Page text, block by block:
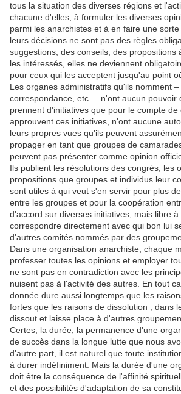
tous la situation des diverses régions et
chacune d'elles, à formuler les diverses
parmi les anarchistes et à en faire une
leurs décisions ne sont pas des règles
suggestions, des conseils, des propositions
les intéressés, elles ne deviennent
pour ceux qui les acceptent jusqu'au point
Les organes administratifs qu'ils nomment
correspondance, etc. – n'ont aucun pouvoir
prennent d'initiatives que pour le compte
approuvent ces initiatives, n'ont aucune
leurs propres vues qu'ils peuvent
propager en tant que groupes de
peuvent pas présenter comme opinion
Ils publient les résolutions des congrès, les
propositions que groupes et individus leur
sont utiles à qui veut s'en servir pour plus
entre les groupes et pour la coopération
d'accord sur diverses initiatives, mais libre
correspondre directement avec qui bon lui
d'autres comités nommés par des
Dans une organisation anarchiste, chaque
professer toutes les opinions et employer
ne sont pas en contradiction avec les
nuisent pas à l'activité des autres. En tout
donnée dure aussi longtemps que les
fortes que les raisons de dissolution ; dans
dissout et laisse place à d'autres
Certes, la durée, la permanence d'une
de succès dans la longue lutte que nous
d'autre part, il est naturel que toute
à durer indéfiniment. Mais la durée d'une
doit être la conséquence de l'affinité
et des possibilités d'adaptation de sa